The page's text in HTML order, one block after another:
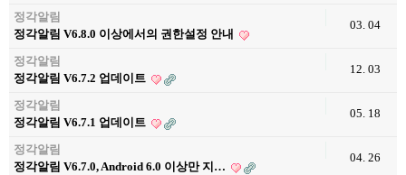
정각알림
정각알림 V6.8.0 이상에서의 권한설정 안내
03. 04
정각알림
정각알림 V6.7.2 업데이트
12. 03
정각알림
정각알림 V6.7.1 업데이트
05. 18
정각알림
정각알림 V6.7.0, Android 6.0 이상만 지…
04. 26